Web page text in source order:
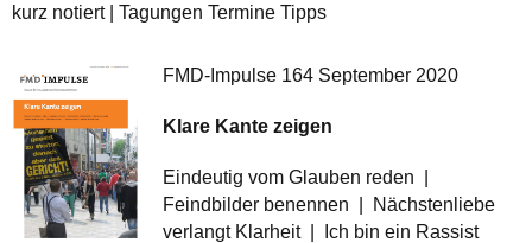
kurz notiert | Tagungen Termine Tipps
FMD-Impulse 164 September 2020
Klare Kante zeigen
Eindeutig vom Glauben reden |
Feindbilder benennen | Nächstenliebe
verlangt Klarheit | Ich bin ein Rassist